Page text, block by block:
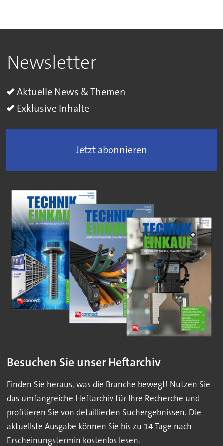
Newsletter
Aktuelle News & Themen
Exklusive Inhalte
Jetzt abonnieren
Besuchen Sie unser Heftarchiv
Finden Sie heraus, was die Branche bewegt! Nutzen Sie
das umfangreiche Heftarchiv für Ihre Recherche und
profitieren Sie von detaillierten Suchergebnissen. Die
aktuellste Ausgabe können Sie bis zu 14 Tage nach
Erscheinungstermin kostenlos lesen.